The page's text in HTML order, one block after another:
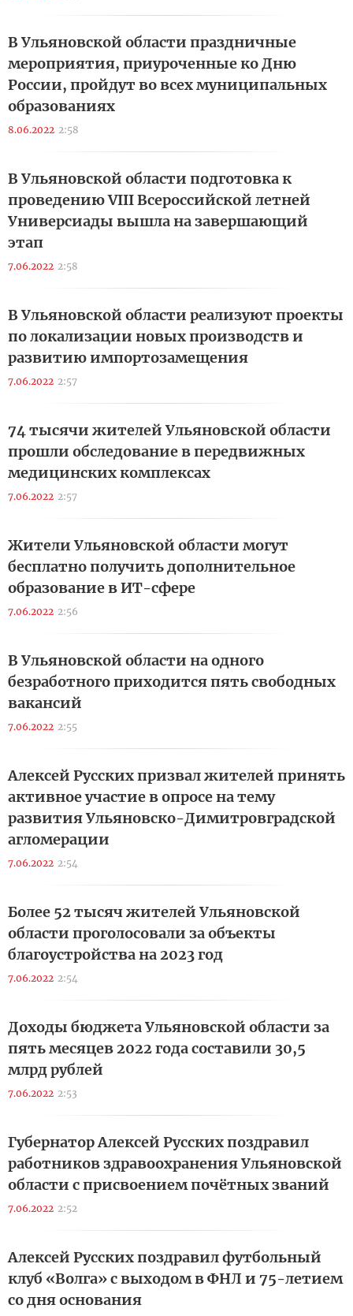
В Ульяновской области праздничные
мероприятия, приуроченные ко Дню
России, пройдут во всех муниципальных
образованиях
8.06.2022 2:58
В Ульяновской области подготовка к
проведению VIII Всероссийской летней
Универсиады вышла на завершающий
этап
7.06.2022 2:58
В Ульяновской области реализуют проекты
по локализации новых производств и
развитию импортозамещения
7.06.2022 2:57
74 тысячи жителей Ульяновской области
прошли обследование в передвижных
медицинских комплексах
7.06.2022 2:57
Жители Ульяновской области могут
бесплатно получить дополнительное
образование в ИТ-сфере
7.06.2022 2:56
В Ульяновской области на одного
безработного приходится пять свободных
вакансий
7.06.2022 2:55
Алексей Русских призвал жителей принять
активное участие в опросе на тему
развития Ульяновско-Димитровградской
агломерации
7.06.2022 2:54
Более 52 тысяч жителей Ульяновской
области проголосовали за объекты
благоустройства на 2023 год
7.06.2022 2:54
Доходы бюджета Ульяновской области за
пять месяцев 2022 года составили 30,5
млрд рублей
7.06.2022 2:53
Губернатор Алексей Русских поздравил
работников здравоохранения Ульяновской
области с присвоением почётных званий
7.06.2022 2:52
Алексей Русских поздравил футбольный
клуб «Волга» с выходом в ФНЛ и 75-летием
со дня основания